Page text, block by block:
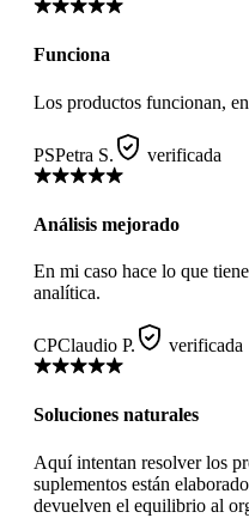
Funciona
Los productos funcionan,
PSPetra S. verificada
Análisis mejorado
En mi caso hace lo que
analítica.
CPClaudio P. verificada
Soluciones naturales
Aquí intentan resolver los
suplementos están
devuelven el equilibrio al